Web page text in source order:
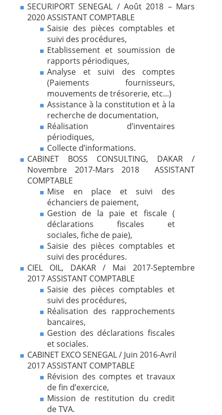
SECURIPORT SENEGAL / Août 2018 – Mars
2020 ASSISTANT COMPTABLE
Saisie des pièces comptables et
suivi des procédures,
Etablissement et soumission de
rapports périodiques,
Analyse et suivi des comptes
(Paiements fournisseurs,
mouvements de trésorerie, etc...)
Assistance à la constitution et à la
recherche de documentation,
Réalisation d’inventaires
périodiques,
Collecte d’informations.
CABINET BOSS CONSULTING, DAKAR /
Novembre 2017-Mars 2018 ASSISTANT
COMPTABLE
Mise en place et suivi des
échanciers de paiement,
Gestion de la paie et fiscale (
déclarations fiscales et
sociales, fiche de paie),
Saisie des pièces comptables et
suivi des procédures.
CIEL OIL, DAKAR / Mai 2017-Septembre
2017 ASSISTANT COMPTABLE
Saisie des pièces comptables et
suivi des procédures,
Réalisation des rapprochements
bancaires,
Gestion des déclarations fiscales
et sociales.
CABINET EXCO SENEGAL / Juin 2016-Avril
2017 ASSISTANT COMPTABLE
Révision des comptes et travaux
de fin d’exercice,
Mission de restitution du credit
de TVA.